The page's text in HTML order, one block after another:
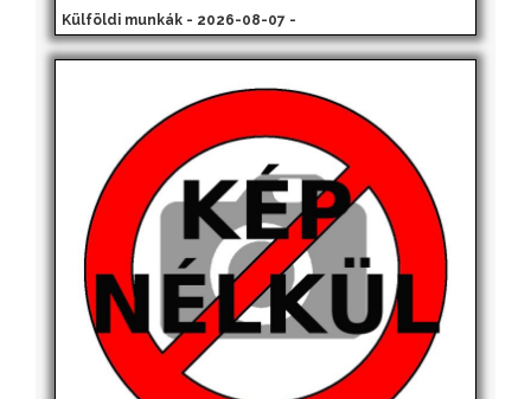
Külföldi munkák - 2026-08-07 -